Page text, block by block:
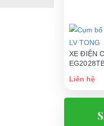
XE ĐIỆN
Liên hệ